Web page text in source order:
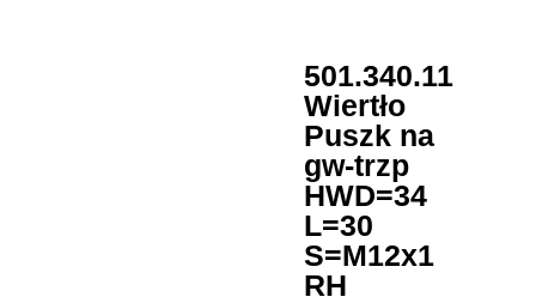
501.340.11
Wiertło
Puszk na
gw-trzp
HWD=34
L=30
S=M12x1
RH